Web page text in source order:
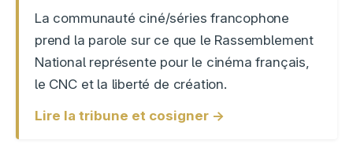
La communauté ciné/séries francophone
prend la parole sur ce que le Rassemblement
National représente pour le cinéma français,
le CNC et la liberté de création.
Lire la tribune et cosigner →